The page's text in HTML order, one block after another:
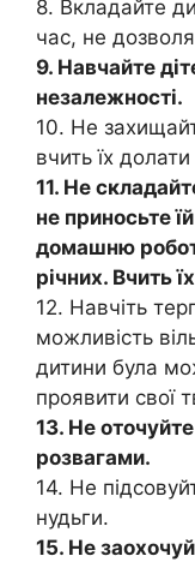
8. Вкладайте
час, не
9. Навчайте
незалежності.
10. Не
вчить їх
11. Не
не приносьте
домашню
річних. Вчить
12. Навчіть
можливість
дитини була
проявити свої
13. Не
розвагами.
14. Не
нудьги.
15. Не